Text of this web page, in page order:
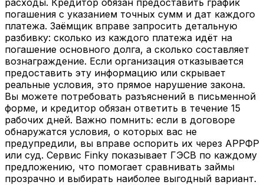
погашения с указанием точных сумм и дат каждого
платежа. Заёмщик вправе запросить детальную
разбивку: сколько из каждого платежа идёт на
погашение основного долга, а сколько составляет
вознаграждение. Если организация отказывается
предоставить эту информацию или скрывает
реальные условия, это прямое нарушение закона.
Вы можете потребовать разъяснений в письменной
форме, и кредитор обязан ответить в течение 15
рабочих дней. Важно помнить: если в договоре
обнаружатся условия, о которых вас не
предупредили, вы вправе оспорить их через АРРФР
или суд. Сервис Finky показывает ГЭСВ по каждому
предложению, что помогает сравнивать займы
прозрачно и выбирать наиболее выгодный вариант.